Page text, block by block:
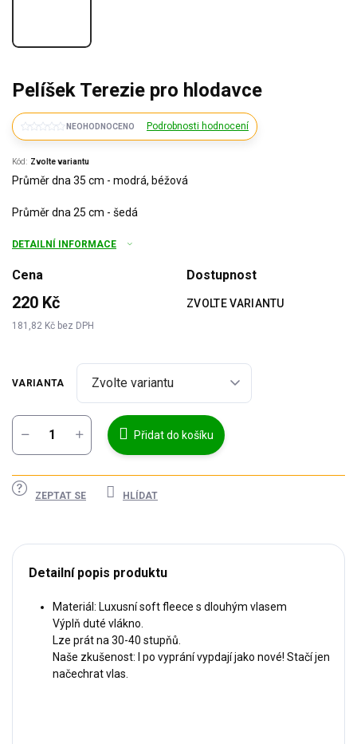
Pelíšek Terezie pro hlodavce
NEOHODNOCENO Podrobnosti hodnocení
Kód: Zvolte variantu
Průměr dna 35 cm - modrá, béžová
Průměr dna 25 cm - šedá
DETAILNÍ INFORMACE
Cena
220 Kč
181,82 Kč bez DPH
Dostupnost
ZVOLTE VARIANTU
VARIANTA
Přidat do košíku
ZEPTAT SE HLÍDAT
Detailní popis produktu
Materiál: Luxusní soft fleece s dlouhým vlasem
Výplň duté vlákno.
Lze prát na 30-40 stupňů.
Naše zkušenost: I po vyprání vypdají jako nové! Stačí jen
načechrat vlas.